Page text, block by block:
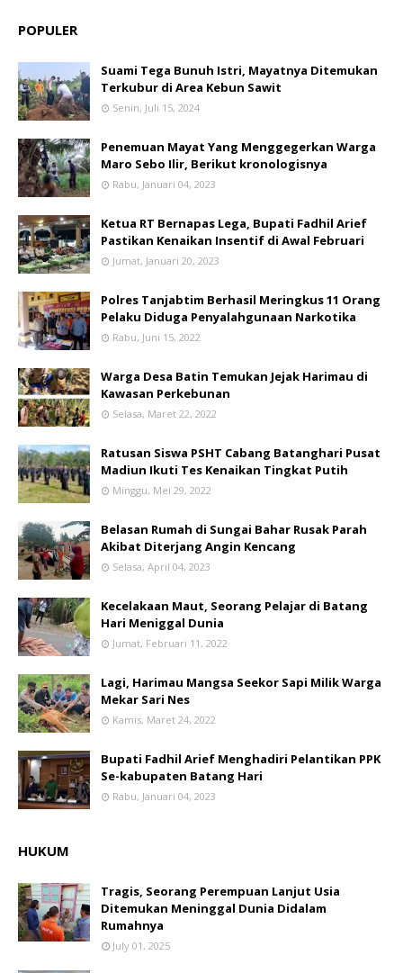
POPULER
Suami Tega Bunuh Istri, Mayatnya Ditemukan
Terkubur di Area Kebun Sawit
Senin, Juli 15, 2024
Penemuan Mayat Yang Menggegerkan Warga
Maro Sebo Ilir, Berikut kronologisnya
Rabu, Januari 04, 2023
Ketua RT Bernapas Lega, Bupati Fadhil Arief
Pastikan Kenaikan Insentif di Awal Februari
Jumat, Januari 20, 2023
Polres Tanjabtim Berhasil Meringkus 11 Orang
Pelaku Diduga Penyalahgunaan Narkotika
Rabu, Juni 15, 2022
Warga Desa Batin Temukan Jejak Harimau di
Kawasan Perkebunan
Selasa, Maret 22, 2022
Ratusan Siswa PSHT Cabang Batanghari Pusat
Madiun Ikuti Tes Kenaikan Tingkat Putih
Minggu, Mei 29, 2022
Belasan Rumah di Sungai Bahar Rusak Parah
Akibat Diterjang Angin Kencang
Selasa, April 04, 2023
Kecelakaan Maut, Seorang Pelajar di Batang
Hari Meniggal Dunia
Jumat, Februari 11, 2022
Lagi, Harimau Mangsa Seekor Sapi Milik Warga
Mekar Sari Nes
Kamis, Maret 24, 2022
Bupati Fadhil Arief Menghadiri Pelantikan PPK
Se-kabupaten Batang Hari
Rabu, Januari 04, 2023
HUKUM
Tragis, Seorang Perempuan Lanjut Usia
Ditemukan Meninggal Dunia Didalam
Rumahnya
July 01, 2025